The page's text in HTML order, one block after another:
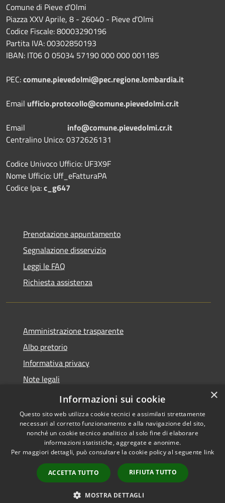
Comune di Pieve d'Olmi
Piazza XXV Aprile, 8 - 26040 - Pieve d'Olmi
Codice Fiscale: 80003290196
Partita IVA: 00302850193
IBAN: IT06 O 05034 57190 000 000 001185
PEC:comune.pievedolmi@pec.regione.lombardia.it
Email ufficio.protocollo@comune.pievedolmi.cr.it
Email info@comune.pievedolmi.cr.it
Centralino Unico: 0372626131
Codice Univoco Ufficio: UF3X9F
Nome Ufficio: Uff_eFatturaPA
Codice Ipa:c_g647
Prenotazione appuntamento
Segnalazione disservizio
Leggi le FAQ
Richiesta assistenza
Amministrazione trasparente
Albo pretorio
Informativa privacy
Note legali
Dichiarazione di accessibilità
Accessibilità
Copyright © 2026 • Comune di
Pieve d'Olmi • Powered by
Municipium•
Accesso
redazione
×
Informazioni sui cookie
Questo sito web utilizza cookie tecnici e assimilati strettamente
necessari al corretto funzionamento e alla navigazione del sito,
nonché un cookie tecnico analitico al solo fine di elaborare
informazioni statistiche, aggregate e anonime.
Per maggiori dettagli, può consultare la cookie policy al seguente link
ACCETTA TUTTO RIFIUTA TUTTO
MOSTRA DETTAGLI